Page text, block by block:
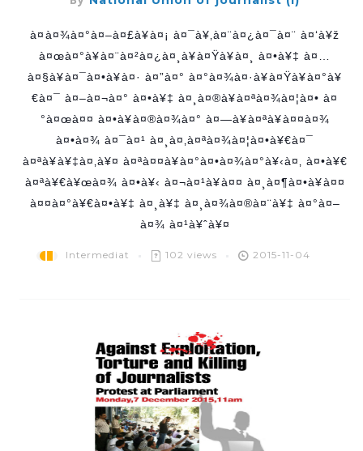
à¤à¤¾à¤°à¤–à¤£à¥à¤¡ à¤¯à¥‚à¤¨à¤¿à¤¯à¤¨ à¤‘à¥ž
à¤œà¤°à¥à¤¨à¤²à¤¿à¤¸à¥à¤Ÿà¥à¤¸ à¤•à¥‡ à¤…
à¤§à¥à¤¯à¤•à¥à¤· à¤”à¤° à¤°à¤¾à¤·à¥à¤Ÿà¥à¤°à¥
€à¤¯ à¤–à¤¬à¤° à¤•à¥‡ à¤¸à¤®à¥à¤ªà¤¾à¤¦à¤• à¤
°à¤œà¤¤ à¤•à¥à¤®à¤¾à¤° à¤—à¥à¤ªà¥à¤¤à¤¾
à¤•à¤¾ à¤¯à¤¹ à¤¸à¤‚à¤ªà¤¾à¤¦à¤•à¥€à¤¯
à¤ªà¥à¥‡à¤‚à¥¤ à¤ªà¤¤à¥à¤°à¤•à¤¾à¤°à¥‹à¤‚ à¤•à¥€
à¤ªà¥€à¥œà¤¾ à¤•à¥‹ à¤¬à¤¹à¥à¤¤ à¤¸à¤¶à¤•à¥à¤¤
à¤¤à¤°à¥€à¤•à¥‡ à¤¸à¥‡ à¤¸à¤¾à¤®à¤¨à¥‡ à¤°à¤–
à¤¾ à¤¹à¥ˆà¥¤
Intermediat 102 views 2015-11-04